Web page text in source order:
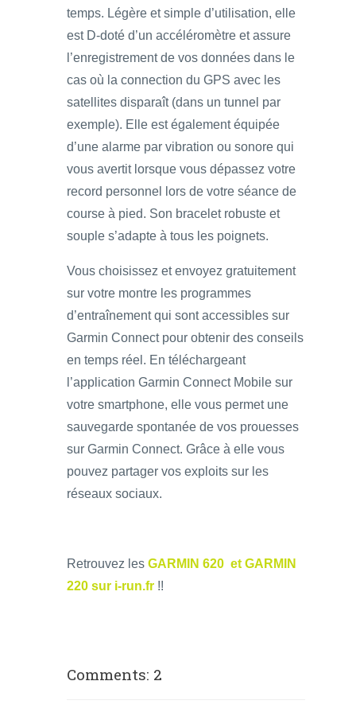
temps. Légère et simple d’utilisation, elle
est D-doté d’un accéléromètre et assure
l’enregistrement de vos données dans le
cas où la connection du GPS avec les
satellites disparaît (dans un tunnel par
exemple). Elle est également équipée
d’une alarme par vibration ou sonore qui
vous avertit lorsque vous dépassez votre
record personnel lors de votre séance de
course à pied. Son bracelet robuste et
souple s’adapte à tous les poignets.
Vous choisissez et envoyez gratuitement
sur votre montre les programmes
d’entraînement qui sont accessibles sur
Garmin Connect pour obtenir des conseils
en temps réel. En téléchargeant
l’application Garmin Connect Mobile sur
votre smartphone, elle vous permet une
sauvegarde spontanée de vos prouesses
sur Garmin Connect. Grâce à elle vous
pouvez partager vos exploits sur les
réseaux sociaux.
Retrouvez les GARMIN 620 et GARMIN
220 sur i-run.fr !!
Comments: 2